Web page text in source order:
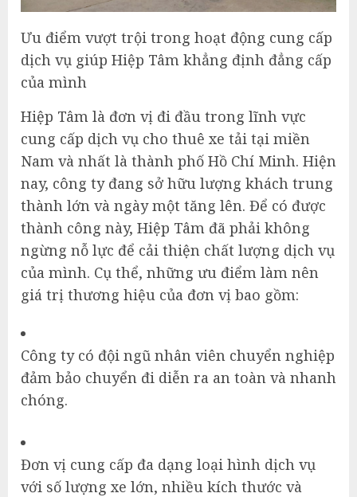
Ưu điểm vượt trội trong hoạt động cung cấp
dịch vụ giúp Hiệp Tâm khẳng định đẳng cấp
của mình
Hiệp Tâm là đơn vị đi đầu trong lĩnh vực
cung cấp dịch vụ cho thuê xe tải tại miền
Nam và nhất là thành phố Hồ Chí Minh. Hiện
nay, công ty đang sở hữu lượng khách trung
thành lớn và ngày một tăng lên. Để có được
thành công này, Hiệp Tâm đã phải không
ngừng nỗ lực để cải thiện chất lượng dịch vụ
của mình. Cụ thể, những ưu điểm làm nên
giá trị thương hiệu của đơn vị bao gồm:
Công ty có đội ngũ nhân viên chuyển nghiệp
đảm bảo chuyển đi diễn ra an toàn và nhanh
chóng.
Đơn vị cung cấp đa dạng loại hình dịch vụ
với số lượng xe lớn, nhiều kích thước và